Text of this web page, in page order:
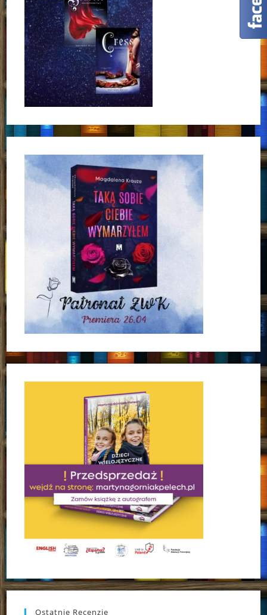
Ostatnie Recenzje